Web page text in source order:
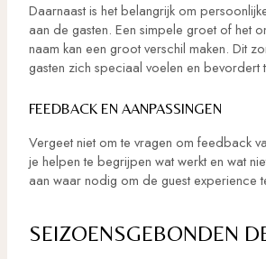
Daarnaast is het belangrijk om
aan de gasten. Een simpele groet of het
naam kan een groot verschil maken. Dit
gasten zich speciaal voelen en bevordert
FEEDBACK EN AANPASSINGEN
Vergeet niet om te vragen om feedback
je helpen te begrijpen wat werkt en wat
aan waar nodig om de guest experience
SEIZOENSGEBONDEN